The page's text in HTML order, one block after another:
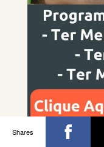
Shares